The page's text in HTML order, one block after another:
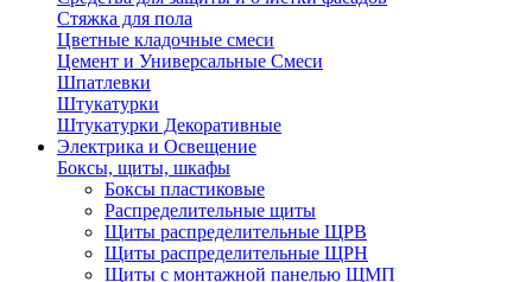
Стяжка для пола
Цветные кладочные смеси
Цемент и Универсальные Смеси
Шпатлевки
Штукатурки
Штукатурки Декоративные
Электрика и Освещение
Боксы, щиты, шкафы
Боксы пластиковые
Распределительные щиты
Щиты распределительные ЩРВ
Щиты распределительные ЩРН
Щиты с монтажной панелью ЩМП